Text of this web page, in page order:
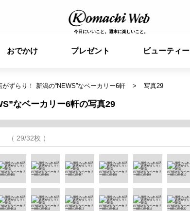
今日にいいこと。週末に楽しいこと。
おでかけ プレゼント ビューティー
ずらり！ 新潟の“NEWS”なベーカリー6軒 写真29
なベーカリー6軒の写真29
（ 29/32枚 ）